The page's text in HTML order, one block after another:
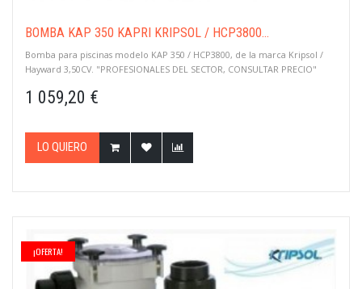
BOMBA KAP 350 KAPRI KRIPSOL / HCP3800...
Bomba para piscinas modelo KAP 350 / HCP3800, de la marca Kripsol /
Hayward 3,50CV. "PROFESIONALES DEL SECTOR, CONSULTAR PRECIO"
1 059,20 €
LO QUIERO
¡OFERTA!